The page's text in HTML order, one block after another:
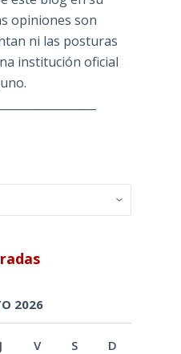
opiniones son
ni las posturas
institución oficial
2026
J V S D